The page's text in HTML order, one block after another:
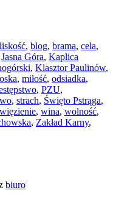
, blog, brama, cela,
Jasna Góra, Kaplica
, Klasztor Paulinów,
, miłość, odsiadka,
, PZU,
, strach, Święto Pstrąga,
więzienie, wina, wolność,
, Zakład Karny,
biuro